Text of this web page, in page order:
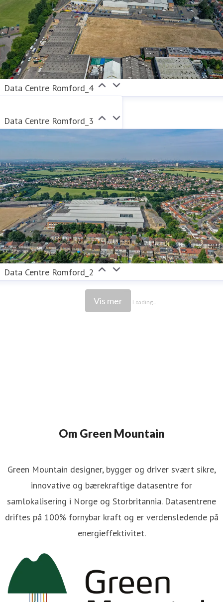
Data Centre Romford_4
Data Centre Romford_3
Data Centre Romford_2
Vis mer Loading...
Om Green Mountain
Green Mountain designer, bygger og driver svært sikre,
innovative og bærekraftige datasentre for
samlokalisering i Norge og Storbritannia. Datasentrene
driftes på 100% fornybar kraft og er verdensledende på
energieffektivitet.